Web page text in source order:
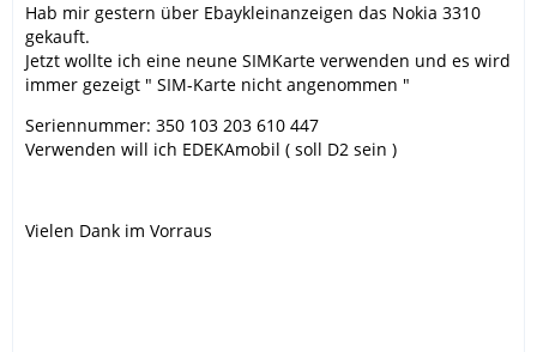
Hab mir gestern über Ebaykleinanzeigen das Nokia 3310
gekauft.
Jetzt wollte ich eine neune SIMKarte verwenden und es wird
immer gezeigt " SIM-Karte nicht angenommen "
Seriennummer: 350 103 203 610 447
Verwenden will ich EDEKAmobil ( soll D2 sein )
Vielen Dank im Vorraus